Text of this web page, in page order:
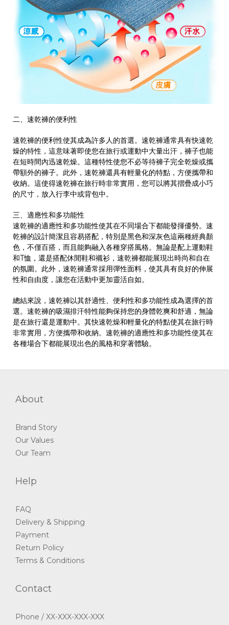
二、速乾褲的便利性
速乾褲的便利性使其成為許多人的首選。速乾褲通常具有快速乾
燥的特性，這意味著即使您在旅行或運動中大量出汗，褲子也能
在短時間內迅速乾燥。這種特性使您不必等待褲子完全乾燥或攜
帶額外的褲子。此外，速乾褲還具有輕量化的特點，方便攜帶和
收納。這使得速乾褲在旅行時非常實用，您可以將其摺疊成小巧
的尺寸，放入行李中或背包中。
三、適應性和多功能性
速乾褲的適應性和多功能性使其在不同場合下都能發揮優勢。速
乾褲的設計簡潔且容易搭配，特別是黑色和深灰色這兩種經典顏
色，不僅百搭，而且能夠融入各種穿搭風格。無論是配上運動鞋
和T恤，還是搭配休閒鞋和襯衫，速乾褲都能展現出時尚和自在
的氛圍。此外，速乾褲通常採用彈性面料，使其具有良好的伸展
性和自由度，讓您在活動中更加靈活自如。
總結來說，速乾褲以其舒適性、便利性和多功能性成為選擇的首
選。速乾褲的吸濕排汗特性能夠保持您的身體乾爽和舒適，無論
是在旅行還是運動中。其快速乾燥和輕量化的特點使其在旅行時
非常實用，方便攜帶和收納。速乾褲的適應性和多功能性使其在
各種場合下都能展現出色的風格和穿著體驗。
About
Brand Story
Our Values
Our Team
Help
FAQ
Delivery & Shipping
Payment
Return Policy
Terms & Conditions
Contact
Phone / XX-XXX-XXX-XXX